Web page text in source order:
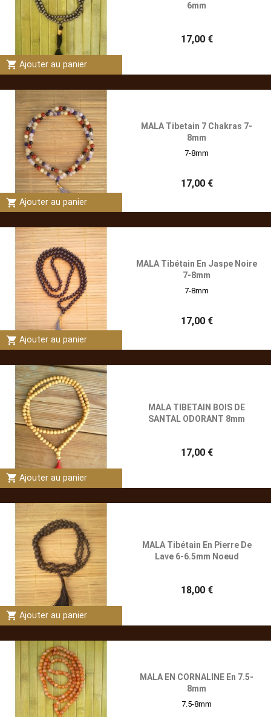
shopping_cart Ajouter au panier
6mm
17,00 €
shopping_cart Ajouter au panier
MALA Tibetain 7 Chakras 7-
8mm
7-8mm
17,00 €
shopping_cart Ajouter au panier
MALA Tibétain En Jaspe Noire
7-8mm
7-8mm
17,00 €
shopping_cart Ajouter au panier
MALA TIBETAIN BOIS DE
SANTAL ODORANT 8mm
17,00 €
shopping_cart Ajouter au panier
MALA Tibétain En Pierre De
Lave 6-6.5mm Noeud
18,00 €
MALA EN CORNALINE En 7.5-
8mm
7.5-8mm